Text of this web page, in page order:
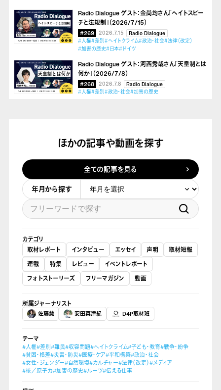
Radio Dialogue ゲスト：金尚均さん「ヘイトスピー
チと法規制」（2026/7/15）
#269 2026.7.15
Radio Dialogue
#人権#差別#ヘイトクライム#政治・社会#法律（改定）
#加害の歴史#日本#ドイツ
Radio Dialogue ゲスト：河西秀哉さん「天皇制とは
何か」（2026/7/8）
#268 2026.7.8
Radio Dialogue
#人権#差別#政治・社会#加害の歴史
ほかの記事や動画を探す
全ての記事を見る
年月から探す
カテゴリ
取材レポート
インタビュー エッセイ 声明
取材短報
連載
特集 レビュー
イベントレポート
フォトストーリーズ
フリーマガジン 動画
所属ジャーナリスト
佐藤慧 安田菜津紀 D4P取材班
テーマ
#人権#差別#難民#収容問題#ヘイトクライム#子ども・教育#戦争・紛争
#貧困・格差#災害・防災#医療・ケア#平和構築#政治・社会
#女性・ジェンダー#自然環境#カルチャー#法律（改定）#メディア
#核／原子力#加害の歴史#ルーツ#伝える仕事